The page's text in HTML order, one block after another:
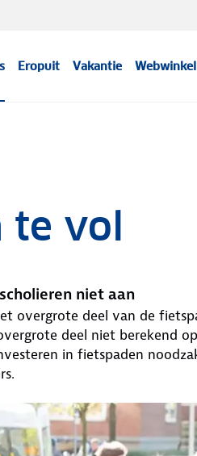
Eropuit Vakantie Webwinkel
te vol
niet aan
overgrote deel van de
deel niet berekend
in fietspaden